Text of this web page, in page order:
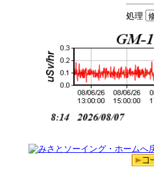
処理